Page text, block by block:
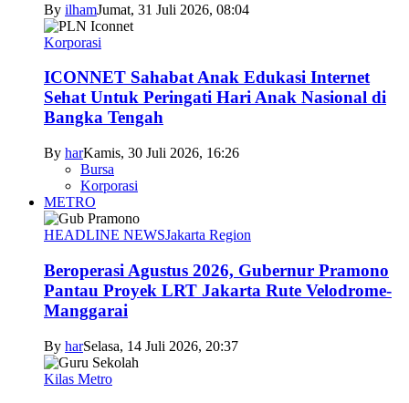
By ilhamJumat, 31 Juli 2026, 08:04
Korporasi
ICONNET Sahabat Anak Edukasi Internet
Sehat Untuk Peringati Hari Anak Nasional di
Bangka Tengah
By harKamis, 30 Juli 2026, 16:26
Bursa
Korporasi
METRO
HEADLINE NEWSJakarta Region
Beroperasi Agustus 2026, Gubernur Pramono
Pantau Proyek LRT Jakarta Rute Velodrome-
Manggarai
By harSelasa, 14 Juli 2026, 20:37
Kilas Metro